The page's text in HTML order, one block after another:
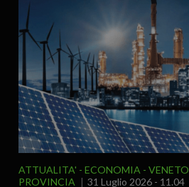
ATTUALITA' ECONOMIA VENETO
PROVINCIA
31 Luglio 2026 - 11.04